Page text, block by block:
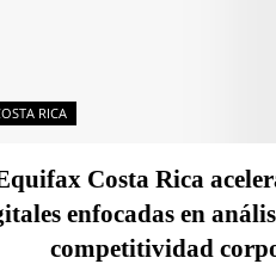
RICA
Costa Rica
enfocadas en
competitividad